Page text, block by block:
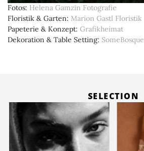
Fotos Helena Gamzin Fotografie
Floristik & Garten Marion Gastl Floristik
Papeterie & Konzept Grafikheimat
Dekoration & Table Setting SomeBosque
SELECTION